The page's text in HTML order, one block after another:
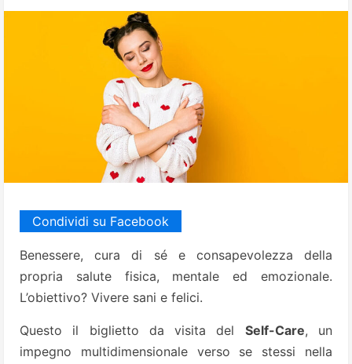
Condividi su Facebook
Benessere, cura di sé e consapevolezza della
propria salute fisica, mentale ed emozionale.
L’obiettivo? Vivere sani e felici.
Questo il biglietto da visita del Self-Care, un
impegno multidimensionale verso se stessi nella